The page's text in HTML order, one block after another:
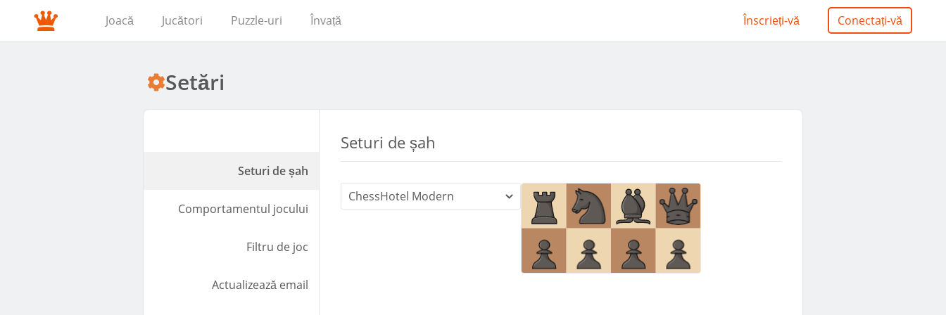
Joacă Jucători Puzzle-uri Învață Înscrieți-vă Conectați-vă
Setări
Seturi de șah
Comportamentul jocului
Filtru de joc
Actualizează email
Seturi de șah